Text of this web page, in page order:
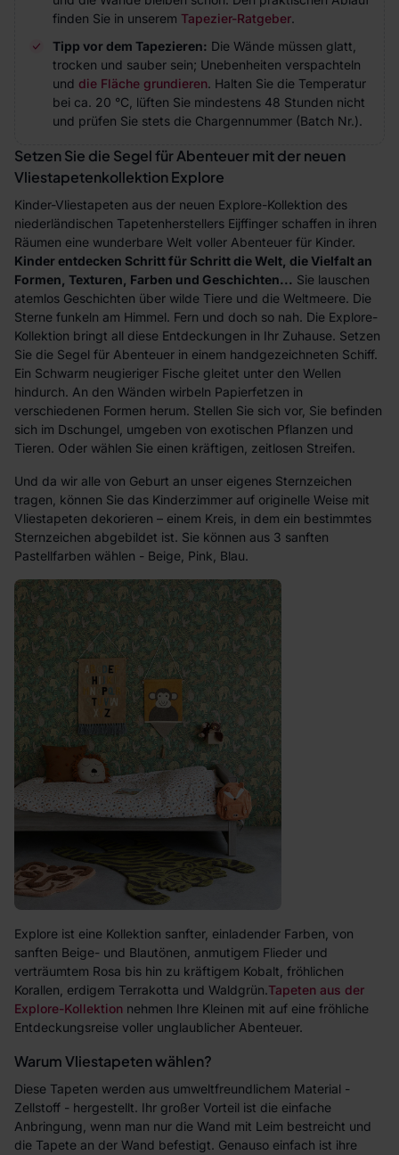
finden Sie in unserem Tapezier-Ratgeber.
Tipp vor dem Tapezieren: Die Wände müssen glatt,
trocken und sauber sein; Unebenheiten verspachteln
und die Fläche grundieren. Halten Sie die Temperatur
bei ca. 20 °C, lüften Sie mindestens 48 Stunden nicht
und prüfen Sie stets die Chargennummer (Batch Nr.).
Setzen Sie die Segel für Abenteuer mit der neuen
Vliestapetenkollektion Explore
Kinder-Vliestapeten aus der neuen Explore-Kollektion des
niederländischen Tapetenherstellers Eijffinger schaffen in ihren
Räumen eine wunderbare Welt voller Abenteuer für Kinder.
Kinder entdecken Schritt für Schritt die Welt, die Vielfalt an
Formen, Texturen, Farben und Geschichten... Sie lauschen
atemlos Geschichten über wilde Tiere und die Weltmeere. Die
Sterne funkeln am Himmel. Fern und doch so nah. Die Explore-
Kollektion bringt all diese Entdeckungen in Ihr Zuhause. Setzen
Sie die Segel für Abenteuer in einem handgezeichneten Schiff.
Ein Schwarm neugieriger Fische gleitet unter den Wellen
hindurch. An den Wänden wirbeln Papierfetzen in
verschiedenen Formen herum. Stellen Sie sich vor, Sie befinden
sich im Dschungel, umgeben von exotischen Pflanzen und
Tieren. Oder wählen Sie einen kräftigen, zeitlosen Streifen.
Und da wir alle von Geburt an unser eigenes Sternzeichen
tragen, können Sie das Kinderzimmer auf originelle Weise mit
Vliestapeten dekorieren – einem Kreis, in dem ein bestimmtes
Sternzeichen abgebildet ist. Sie können aus 3 sanften
Pastellfarben wählen - Beige, Pink, Blau.
Explore ist eine Kollektion sanfter, einladender Farben, von
sanften Beige- und Blautönen, anmutigem Flieder und
verträumtem Rosa bis hin zu kräftigem Kobalt, fröhlichen
Korallen, erdigem Terrakotta und Waldgrün.Tapeten aus der
Explore-Kollektion nehmen Ihre Kleinen mit auf eine fröhliche
Entdeckungsreise voller unglaublicher Abenteuer.
Warum Vliestapeten wählen?
Diese Tapeten werden aus umweltfreundlichem Material -
Zellstoff - hergestellt. Ihr großer Vorteil ist die einfache
Anbringung, wenn man nur die Wand mit Leim bestreicht und
die Tapete an der Wand befestigt. Genauso einfach ist ihre